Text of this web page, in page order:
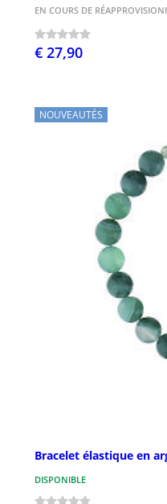
EN COURS DE
€ 27,90
NOUVEAUTÉS
Bracelet élastique en
DISPONIBLE